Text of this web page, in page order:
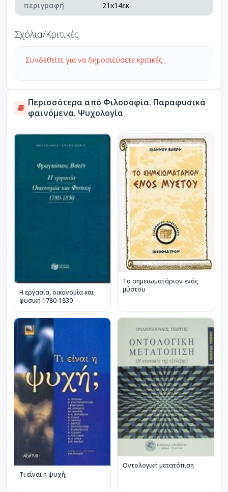
περιγραφή
21x14εκ.
Σχόλια/Κριτικές
Συνδεθείτε για να δημοσιεύσετε κριτικές
Περισσότερα από Φιλοσοφία. Παραφυσικά
φαινόμενα. Ψυχολογία
Η εργασία, οικονομία και
φυσική 1780-1830
Το σημειωματάριον ενός
μύστου
Τι είναι η ψυχή;
Οντολογική μετατόπιση